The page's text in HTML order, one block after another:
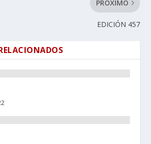
PRÓXIMO
EDICIÓN 457